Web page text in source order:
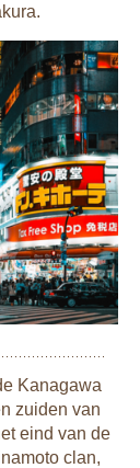
Kanagawa
zuiden van
eind van de
clan,